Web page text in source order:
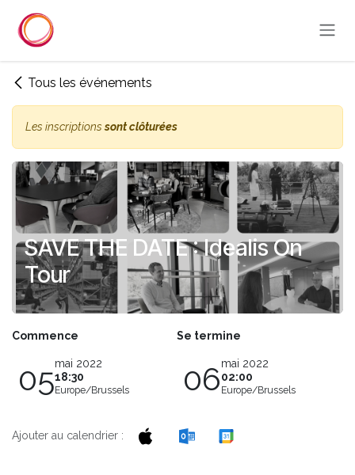
Tous les événements
Les inscriptionssont clôturées
SAVE THE DATE : Idealis On
Tour
Commence
05mai 2022
18:30
Europe/Brussels
Se termine
06mai 2022
02:00
Europe/Brussels
Ajouter au calendrier :